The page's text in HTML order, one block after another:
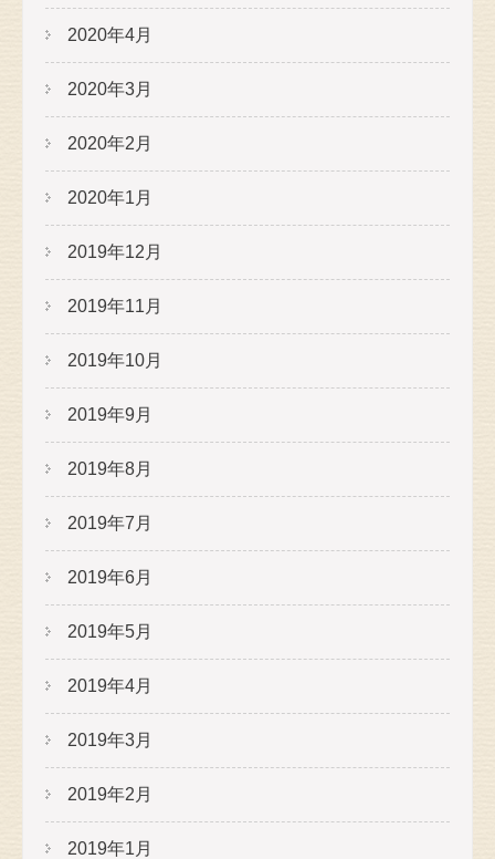
2020年4月
2020年3月
2020年2月
2020年1月
2019年12月
2019年11月
2019年10月
2019年9月
2019年8月
2019年7月
2019年6月
2019年5月
2019年4月
2019年3月
2019年2月
2019年1月